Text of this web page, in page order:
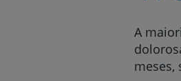
A
meses,